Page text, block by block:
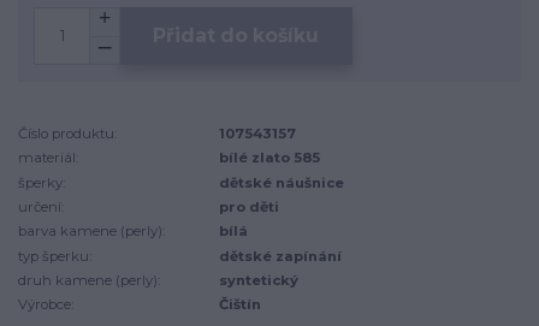
Číslo produktu:
107543157
materiál:
bílé zlato 585
šperky:
dětské náušnice
určení:
pro děti
barva kamene (perly):
bílá
typ šperku:
dětské zapínání
druh kamene (perly):
syntetický
Výrobce:
Čištín